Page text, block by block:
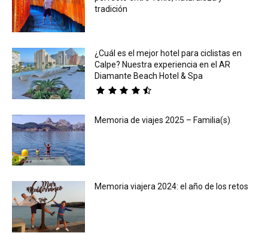
tradición
¿Cuál es el mejor hotel para ciclistas en
Calpe? Nuestra experiencia en el AR
Diamante Beach Hotel & Spa
Memoria de viajes 2025 – Familia(s)
Memoria viajera 2024: el año de los retos